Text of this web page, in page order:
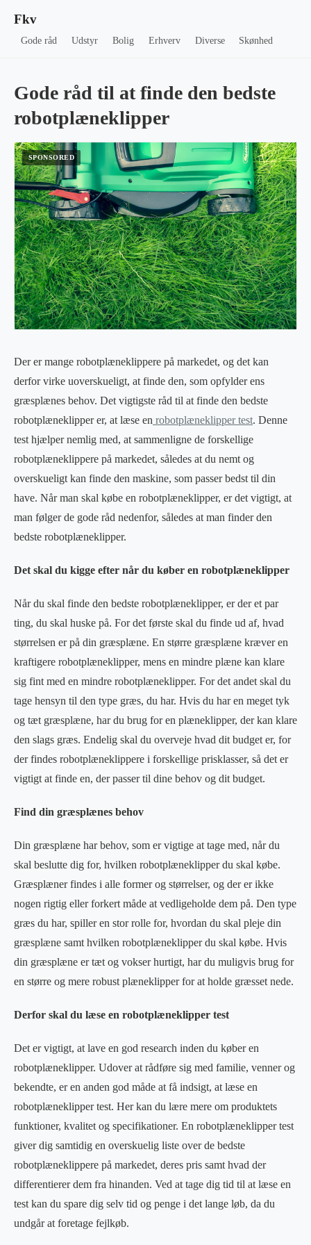
Fkv
Gode råd Udstyr Bolig Erhverv Diverse Skønhed
Gode råd til at finde den bedste
robotplæneklipper
Der er mange robotplæneklippere på markedet, og det kan
derfor virke uoverskueligt, at finde den, som opfylder ens
græsplænes behov. Det vigtigste råd til at finde den bedste
robotplæneklipper er, at læse en robotplæneklipper test. Denne
test hjælper nemlig med, at sammenligne de forskellige
robotplæneklippere på markedet, således at du nemt og
overskueligt kan finde den maskine, som passer bedst til din
have. Når man skal købe en robotplæneklipper, er det vigtigt, at
man følger de gode råd nedenfor, således at man finder den
bedste robotplæneklipper.
Det skal du kigge efter når du køber en robotplæneklipper
Når du skal finde den bedste robotplæneklipper, er der et par
ting, du skal huske på. For det første skal du finde ud af, hvad
størrelsen er på din græsplæne. En større græsplæne kræver en
kraftigere robotplæneklipper, mens en mindre plæne kan klare
sig fint med en mindre robotplæneklipper. For det andet skal du
tage hensyn til den type græs, du har. Hvis du har en meget tyk
og tæt græsplæne, har du brug for en plæneklipper, der kan klare
den slags græs. Endelig skal du overveje hvad dit budget er, for
der findes robotplæneklippere i forskellige prisklasser, så det er
vigtigt at finde en, der passer til dine behov og dit budget.
Find din græsplænes behov
Din græsplæne har behov, som er vigtige at tage med, når du
skal beslutte dig for, hvilken robotplæneklipper du skal købe.
Græsplæner findes i alle former og størrelser, og der er ikke
nogen rigtig eller forkert måde at vedligeholde dem på. Den type
græs du har, spiller en stor rolle for, hvordan du skal pleje din
græsplæne samt hvilken robotplæneklipper du skal købe. Hvis
din græsplæne er tæt og vokser hurtigt, har du muligvis brug for
en større og mere robust plæneklipper for at holde græsset nede.
Derfor skal du læse en robotplæneklipper test
Det er vigtigt, at lave en god research inden du køber en
robotplæneklipper. Udover at rådføre sig med familie, venner og
bekendte, er en anden god måde at få indsigt, at læse en
robotplæneklipper test. Her kan du lære mere om produktets
funktioner, kvalitet og specifikationer. En robotplæneklipper test
giver dig samtidig en overskuelig liste over de bedste
robotplæneklippere på markedet, deres pris samt hvad der
differentierer dem fra hinanden. Ved at tage dig tid til at læse en
test kan du spare dig selv tid og penge i det lange løb, da du
undgår at foretage fejlkøb.